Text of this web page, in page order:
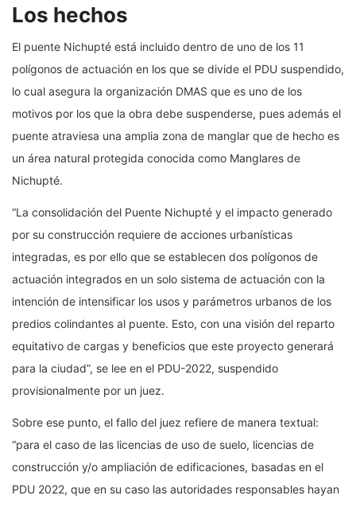
Los hechos
El puente Nichupté está incluido dentro de uno de los 11
polígonos de actuación en los que se divide el PDU suspendido,
lo cual asegura la organización DMAS que es uno de los
motivos por los que la obra debe suspenderse, pues además el
puente atraviesa una amplia zona de manglar que de hecho es
un área natural protegida conocida como Manglares de
Nichupté.
“La consolidación del Puente Nichupté y el impacto generado
por su construcción requiere de acciones urbanísticas
integradas, es por ello que se establecen dos polígonos de
actuación integrados en un solo sistema de actuación con la
intención de intensificar los usos y parámetros urbanos de los
predios colindantes al puente. Esto, con una visión del reparto
equitativo de cargas y beneficios que este proyecto generará
para la ciudad”, se lee en el PDU-2022, suspendido
provisionalmente por un juez.
Sobre ese punto, el fallo del juez refiere de manera textual:
“para el caso de las licencias de uso de suelo, licencias de
construcción y/o ampliación de edificaciones, basadas en el
PDU 2022, que en su caso las autoridades responsables hayan